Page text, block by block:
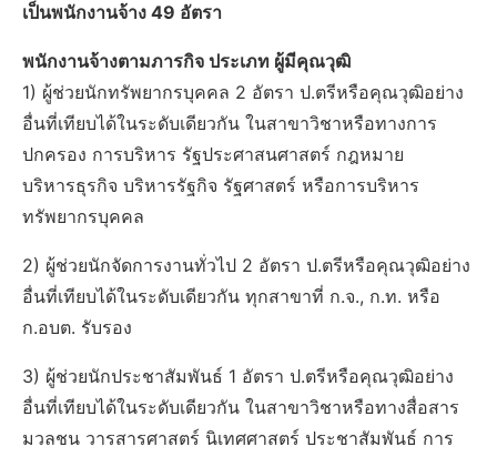
เป็นพนักงานจ้าง 49 อัตรา
พนักงานจ้างตามภารกิจ ประเภท ผู้มีคุณวุฒิ
1) ผู้ช่วยนักทรัพยากรบุคคล 2 อัตรา ป.ตรีหรือคุณวุฒิอย่าง
อื่นที่เทียบได้ในระดับเดียวกัน ในสาขาวิชาหรือทางการ
ปกครอง การบริหาร รัฐประศาสนศาสตร์ กฎหมาย
บริหารธุรกิจ บริหารรัฐกิจ รัฐศาสตร์ หรือการบริหาร
ทรัพยากรบุคคล
2) ผู้ช่วยนักจัดการงานทั่วไป 2 อัตรา ป.ตรีหรือคุณวุฒิอย่าง
อื่นที่เทียบได้ในระดับเดียวกัน ทุกสาขาที่ ก.จ., ก.ท. หรือ
ก.อบต. รับรอง
3) ผู้ช่วยนักประชาสัมพันธ์ 1 อัตรา ป.ตรีหรือคุณวุฒิอย่าง
อื่นที่เทียบได้ในระดับเดียวกัน ในสาขาวิชาหรือทางสื่อสาร
มวลชน วารสารศาสตร์ นิเทศศาสตร์ ประชาสัมพันธ์ การ